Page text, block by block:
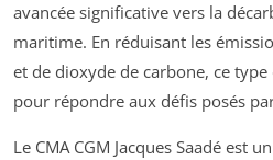
avancée significative vers la
maritime. En réduisant les
et de dioxyde de carbone, ce
pour répondre aux défis posés
Le CMA CGM Jacques Saadé est